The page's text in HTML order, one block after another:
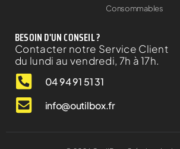
Consommables
BESOIN D'UN CONSEIL ?
Contacter notre Service Client
du lundi au vendredi, 7h à 17h.
04 94 91 51 31
info@outilbox.fr